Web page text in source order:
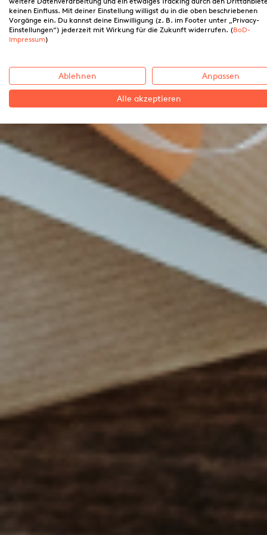
keinen Einfluss. Mit deiner Einstellung willigst du in die oben beschriebenen
Vorgänge ein. Du kannst deine Einwilligung (z. B. im Footer unter „Privacy-
Einstellungen“) jederzeit mit Wirkung für die Zukunft widerrufen. (BoD-
Impressum)
Ablehnen Anpassen
Alle akzeptieren